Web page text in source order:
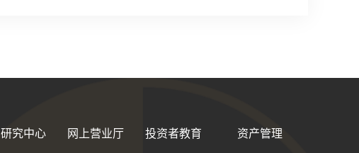
研究中心 网上营业厅 投资者教育 资产管理